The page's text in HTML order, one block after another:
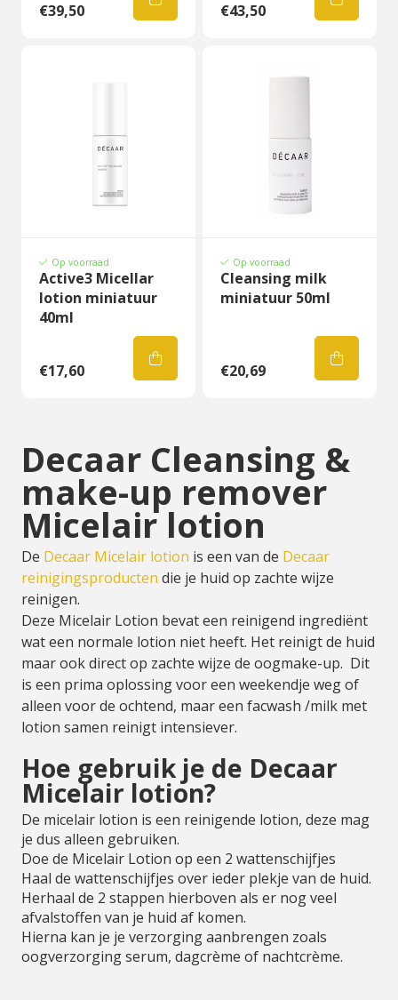
€39,50 €43,50
Op voorraad
Active3 Micellar
lotion miniatuur
40ml
€17,60
Op voorraad
Cleansing milk
miniatuur 50ml
€20,69
Decaar Cleansing &
make-up remover
Micelair lotion
De Decaar Micelair lotion is een van de Decaar
reinigingsproducten die je huid op zachte wijze
reinigen.
Deze Micelair Lotion bevat een reinigend ingrediënt
wat een normale lotion niet heeft. Het reinigt de huid
maar ook direct op zachte wijze de oogmake-up. Dit
is een prima oplossing voor een weekendje weg of
alleen voor de ochtend, maar een facwash /milk met
lotion samen reinigt intensiever.
Hoe gebruik je de Decaar
Micelair lotion?
De micelair lotion is een reinigende lotion, deze mag
je dus alleen gebruiken.
Doe de Micelair Lotion op een 2 wattenschijfjes
Haal de wattenschijfjes over ieder plekje van de huid.
Herhaal de 2 stappen hierboven als er nog veel
afvalstoffen van je huid af komen.
Hierna kan je je verzorging aanbrengen zoals
oogverzorging serum, dagcrème of nachtcrème.